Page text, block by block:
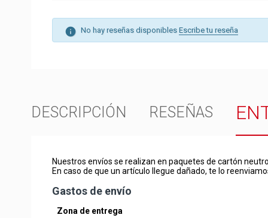
No hay reseñas disponibles Escribe tu reseña
DESCRIPCIÓN RESEÑAS
Nuestros envíos se realizan en paquetes de cartón
En caso de que un artículo llegue dañado, te lo
Gastos de envío
Zona de entrega